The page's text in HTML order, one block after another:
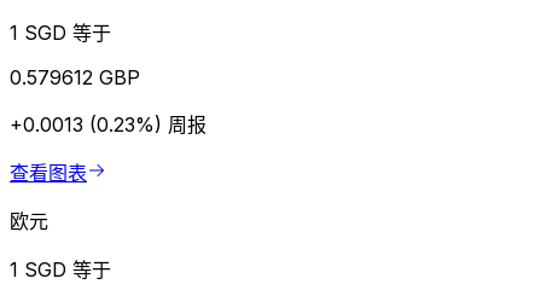
1 SGD 等于
0.579612 GBP
+0.0013 (0.23%) 周报
查看图表
欧元
1 SGD 等于